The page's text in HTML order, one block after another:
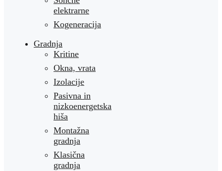
elektrarne
Kogeneracija
Gradnja
Kritine
Okna, vrata
Izolacije
Pasivna in
nizkoenergetska
hiša
Montažna
gradnja
Klasična
gradnja